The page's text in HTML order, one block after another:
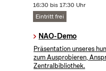
16:30 bis 17:30 Uhr
Eintritt frei
NAO-Demo
Präsentation unseres
zum Ausprobieren,
Zentralbibliothek.